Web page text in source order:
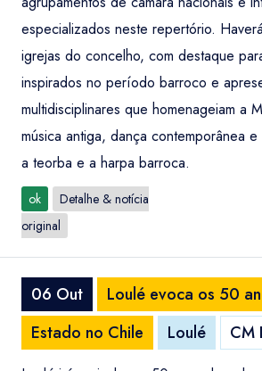
especializados neste repertório.
igrejas do concelho, com destaque
inspirados no período barroco e
multidisciplinares que homenageiam a
música antiga, dança contemporânea e
a teorba e a harpa barroca.
ok
Detalhe & notícia
original
06 Out
Loulé evoca os 50
Estado no Chile
Loulé CM